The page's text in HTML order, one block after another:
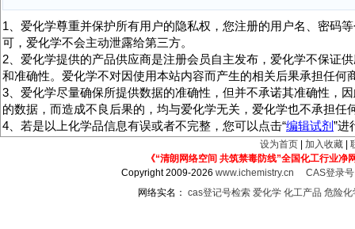
1、爱化学尊重并保护所有用户的隐私权，您注册的用户名、密码
可，爱化学不会主动泄露给第三方。
2、爱化学提供的产品供应商是注册会员自主发布，爱化学不保证
和准确性。爱化学不对因使用本站内容而产生的相关后果承担任何
3、爱化学尽量确保所提供数据的准确性，但并不承诺其准确性，
的数据，而造成不良后果的，均与爱化学无关，爱化学也不承担任
4、若是以上化学品信息有误或者不完整，您可以点击“编辑试剂”进
设为首页 加入收藏
《“清朗网络空间 共筑禁毒防线”全国化工行业净
Copyright 2009-2026www.ichemistry.cn
CAS登录
网络实名： cas登记号检索 爱化学 化工产品 危险化